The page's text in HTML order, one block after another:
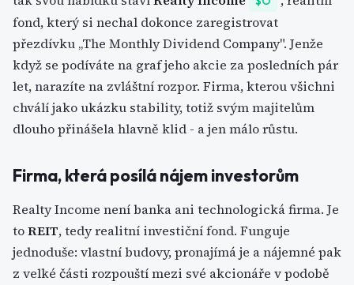
fond, který si nechal dokonce zaregistrovat
přezdívku „The Monthly Dividend Company". Jenže
když se podíváte na graf jeho akcie za posledních pár
let, narazíte na zvláštní rozpor. Firma, kterou všichni
chválí jako ukázku stability, totiž svým majitelům
dlouho přinášela hlavně klid - a jen málo růstu.
Firma, která posílá nájem investorům
Realty Income není banka ani technologická firma. Je
toREIT, tedy realitní investiční fond. Funguje
jednoduše: vlastní budovy, pronajímá je a nájemné pak
z velké části rozpouští mezi své akcionáře v podobě